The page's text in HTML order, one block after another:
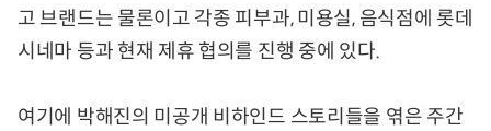
고 브랜드는 물론이고 각종 피부과, 미용실, 음식점에 롯데
시네마 등과 현재 제휴 협의를 진행 중에 있다.
여기에 박해진의 미공개 비하인드 스토리들을 엮은 주간